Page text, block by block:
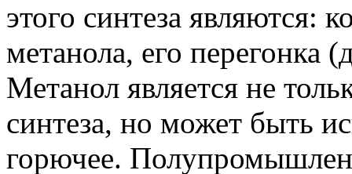
этого синтеза являются:
метанола, его перегонка
Метанол является не
синтеза, но может быть
горючее.